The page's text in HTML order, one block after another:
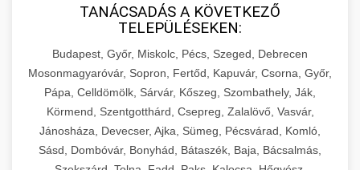
TANÁCSADÁS A KÖVETKEZŐ
TELEPÜLÉSEKEN:
Budapest, Győr, Miskolc, Pécs, Szeged, Debrecen
Mosonmagyaróvár, Sopron, Fertőd, Kapuvár, Csorna, Győr,
Pápa, Celldömölk, Sárvár, Kőszeg, Szombathely, Ják,
Körmend, Szentgotthárd, Csepreg, Zalalövő, Vasvár,
Jánosháza, Devecser, Ajka, Sümeg, Pécsvárad, Komló,
Sásd, Dombóvár, Bonyhád, Bátaszék, Baja, Bácsalmás,